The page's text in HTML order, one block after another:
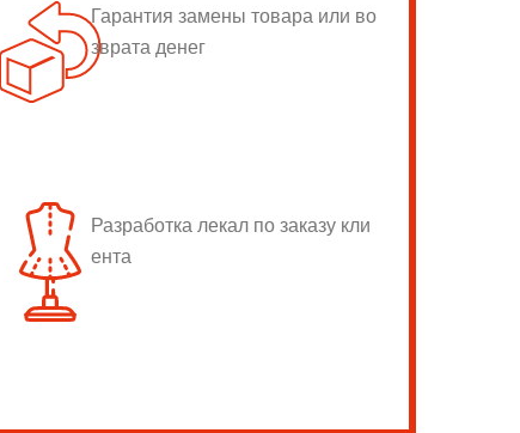
Гарантия замены товара или во
зврата денег
Разработка лекал по заказу кли
ента